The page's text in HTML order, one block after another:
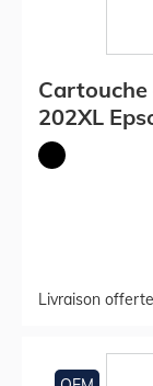
202XL
Livraison